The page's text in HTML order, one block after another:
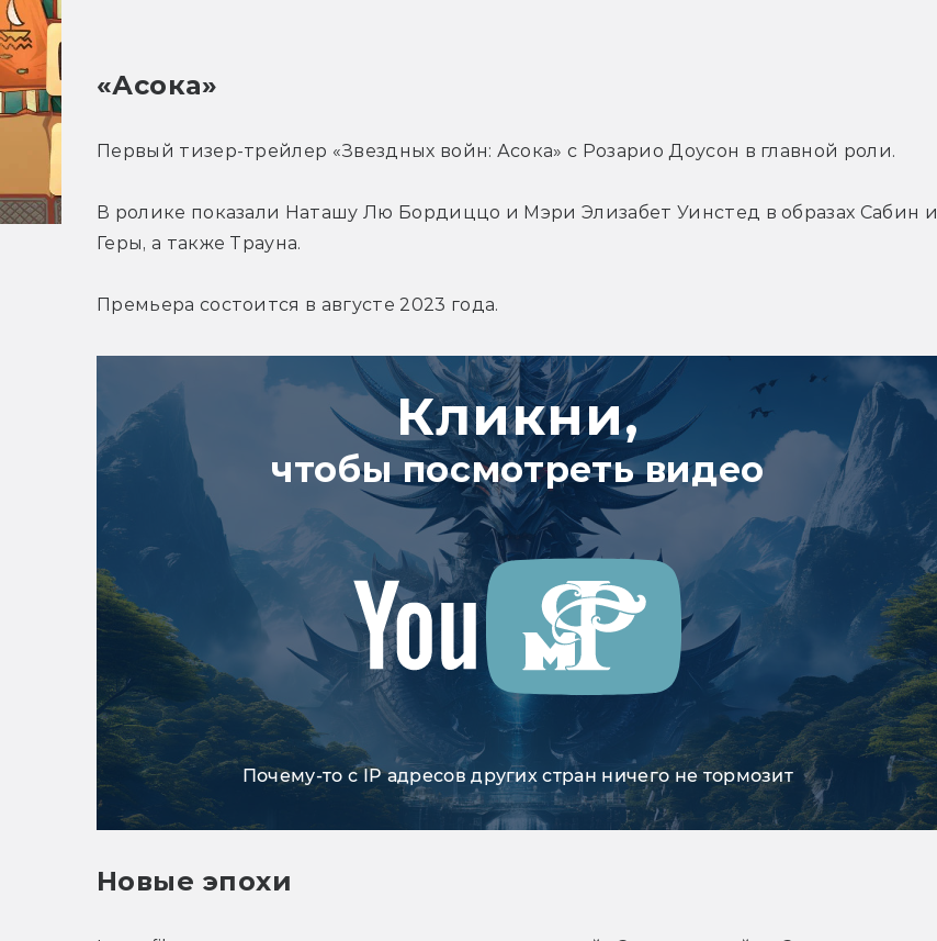
«Асока»
Первый тизер-трейлер «Звездных войн: Асока» с Розарио Доусон в главной роли.
В ролике показали Наташу Лю Бордиццо и Мэри Элизабет Уинстед в образах Сабин и
Геры, а также Трауна.
Премьера состоится в августе 2023 года.
Кликни,
чтобы посмотреть видео
Почему-то с IP адресов других стран ничего не тормозит
Новые эпохи